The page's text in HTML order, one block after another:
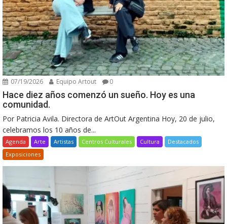
07/19/2026 Equipo Artout 0
Hace diez años comenzó un sueño. Hoy es una
comunidad.
Por Patricia Avila. Directora de ArtOut Argentina Hoy, 20 de julio,
celebramos los 10 años de...
Agenda Arte Artistas Centros Culturales Cultura
Destacados
Exposiciones